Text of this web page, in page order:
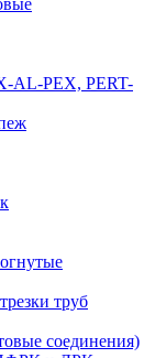
AL-PEX, PERT-
труб
соединения)